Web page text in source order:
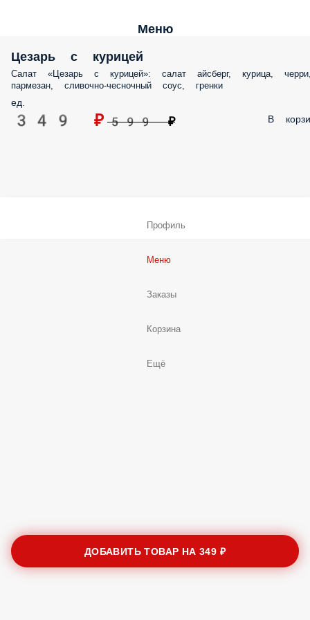
Меню
Цезарь с курицей
Салат «Цезарь с курицей»: салат айсберг, курица,
пармезан, сливочно-чесночный соус, гренки
ед.
349 ₽ 599 ₽ В
ДОБАВИТЬ ТОВАР НА349 ₽
Профиль
Меню
Заказы
Корзина
Ещё